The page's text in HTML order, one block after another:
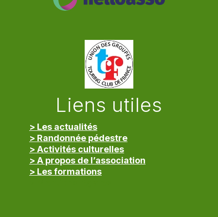
Liens utiles
> Les actualités
> Randonnée pédestre
> Activités culturelles
> A propos de l’association
> Les formations